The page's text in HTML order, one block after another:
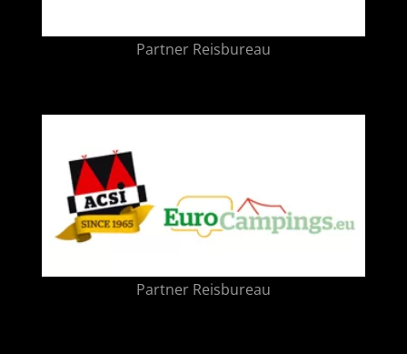
Partner Reisbureau
Partner Reisbureau